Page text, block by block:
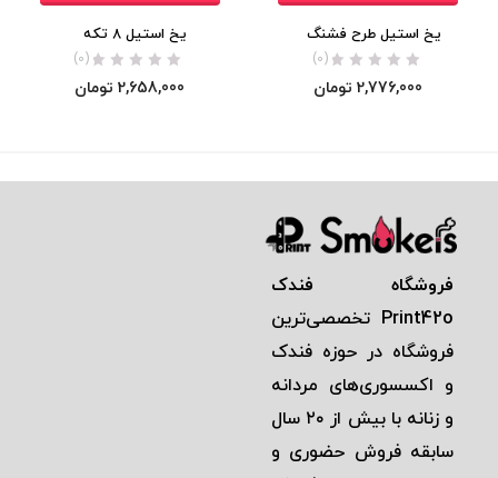
یخ استیل طرح فشنگ
(0)
2,776,000 تومان
یخ استیل 8 تکه
(0)
2,658,000 تومان
فروشگاه فندک
Print42o تخصصی‌ترين
فروشگاه در حوزه فندک
و اكسسوری‌های مردانه
و زنانه با بيش از ٢٠ سال
سابقه فروش حضوری و